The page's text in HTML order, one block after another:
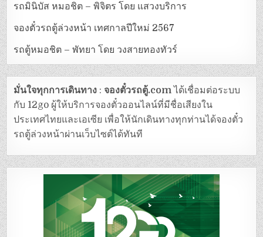
รถมินิบัส หมอชิต – พิจิตร โดย แสวงบริการ
จองตั๋วรถตู้ล่วงหน้า เทศกาลปีใหม่ 2567
รถตู้หมอชิต – พัทยา โดย วงสายทองทัวร์
มั่นใจทุกการเดินทาง :จองตั๋วรถตู้.comได้เชื่อมต่อระบบ
กับ 12go ผู้ให้บริการจองตั๋วออนไลน์ที่มีชื่อเสียงใน
ประเทศไทยและเอเซีย เพื่อให้นักเดินทางทุกท่านได้จองตั๋ว
รถตู้ล่วงหน้าผ่านเว็บไซต์ได้ทันที